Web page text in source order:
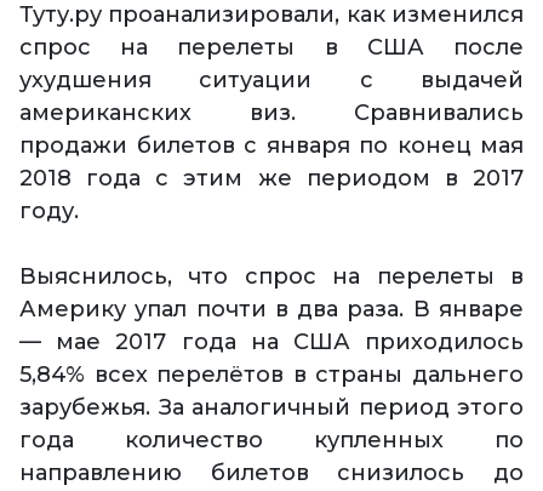
Туту.ру проанализировали, как изменился
спрос на перелеты в США после
ухудшения ситуации с выдачей
американских виз. Сравнивались
продажи билетов с января по конец мая
2018 года с этим же периодом в 2017
году.
Выяснилось, что спрос на перелеты в
Америку упал почти в два раза. В январе
— мае 2017 года на США приходилось
5,84% всех перелётов в страны дальнего
зарубежья. За аналогичный период этого
года количество купленных по
направлению билетов снизилось до